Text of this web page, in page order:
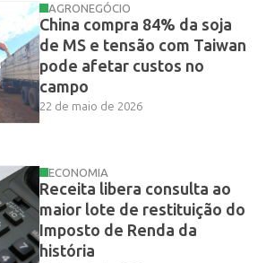
AGRONEGÓCIO
China compra 84% da soja
de MS e tensão com Taiwan
pode afetar custos no
campo
22 de maio de 2026
ECONOMIA
Receita libera consulta ao
maior lote de restituição do
Imposto de Renda da
história